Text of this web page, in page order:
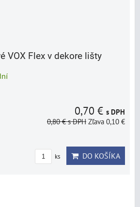
VOX Flex v dekore lišty
0,70 € s DPH
0,80 €s DPH Zľava 0,10 €
ks DO KOŠÍKA